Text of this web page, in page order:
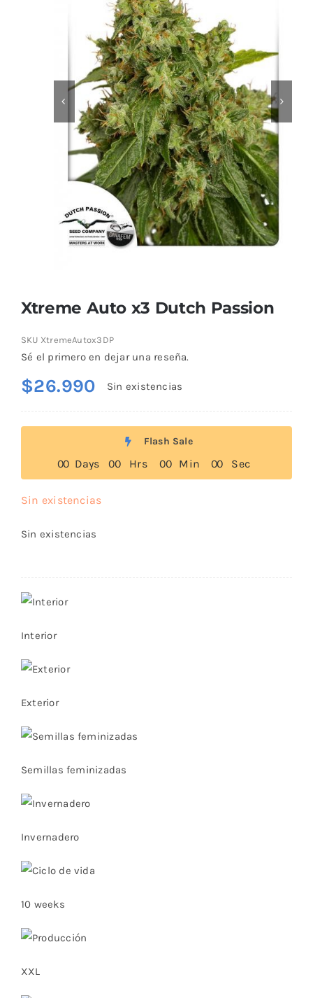
Xtreme Auto x3 Dutch Passion
SKU XtremeAutox3DP
Sé el primero en dejar una reseña.
$26.990 Sin existencias
Flash Sale
00 Days 00 Hrs 00 Min 00 Sec
Sin existencias
Sin existencias
Interior
Exterior
Semillas feminizadas
Invernadero
10 weeks
XXL